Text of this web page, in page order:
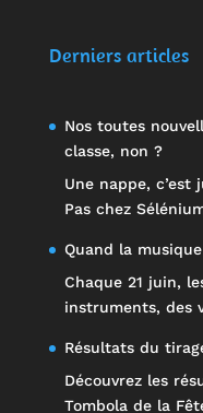
Derniers articles
Nos toutes
classe, non ?
Une nappe,
Pas chez
Quand la
Chaque 21 juin,
instruments, des
Résultats du
Découvrez les
Tombola de la